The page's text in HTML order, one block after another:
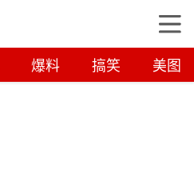
爆料 搞笑 美图